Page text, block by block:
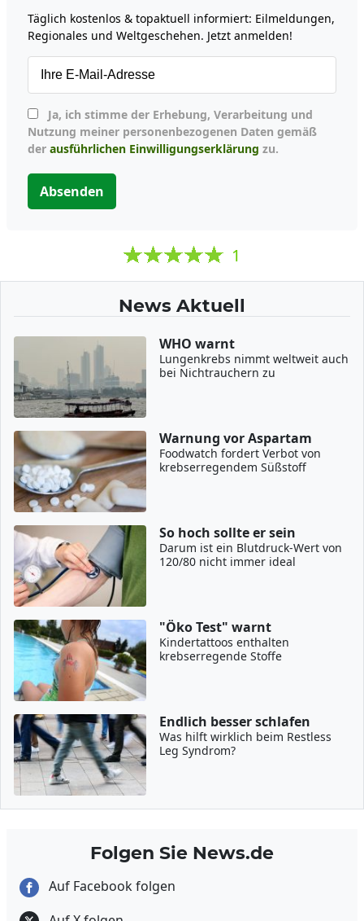
Täglich kostenlos & topaktuell informiert: Eilmeldungen,
Regionales und Weltgeschehen. Jetzt anmelden!
Nutzung meiner personenbezogenen Daten gemäß
der ausführlichen Einwilligungserklärung zu.
Absenden
1
News Aktuell
WHO warnt
Lungenkrebs nimmt weltweit auch
bei Nichtrauchern zu
Warnung vor Aspartam
Foodwatch fordert Verbot von
krebserregendem Süßstoff
So hoch sollte er sein
Darum ist ein Blutdruck-Wert von
120/80 nicht immer ideal
"Öko Test" warnt
Kindertattoos enthalten
krebserregende Stoffe
Endlich besser schlafen
Was hilft wirklich beim Restless
Leg Syndrom?
Folgen Sie News.de
Auf Facebook folgen